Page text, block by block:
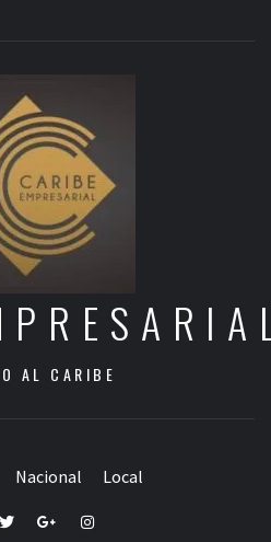
AL CARIBE
Nacional Local
TwitterGoogle+Instagram